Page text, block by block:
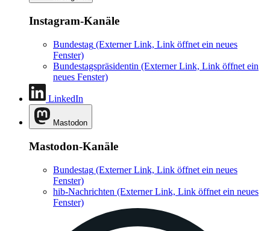
Instagram-Kanäle
Bundestag (Externer Link, Link öffnet ein neues
Fenster)
Bundestagspräsidentin (Externer Link, Link öffnet ein
neues Fenster)
LinkedIn
Mastodon
Mastodon-Kanäle
Bundestag (Externer Link, Link öffnet ein neues
Fenster)
hib-Nachrichten (Externer Link, Link öffnet ein neues
Fenster)